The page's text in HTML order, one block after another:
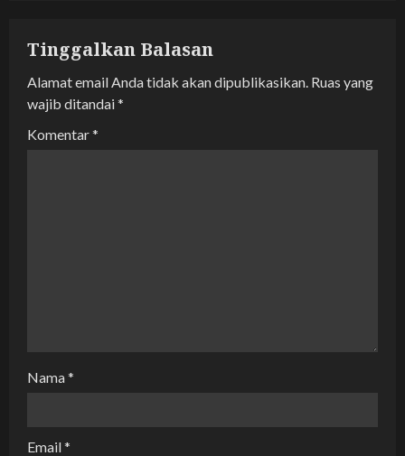
i
g
a
Tinggalkan Balasan
Alamat email Anda tidak akan dipublikasikan. Ruas yang
wajib ditandai*
Komentar*
Nama*
Email*